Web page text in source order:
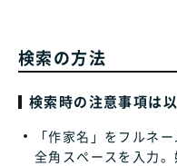
検索の方法
検索時の注意事項は
「作家名」をフルネ
全角スペースを入力。